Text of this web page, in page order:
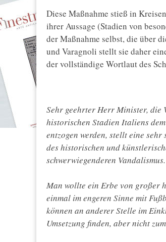
Diese Maßnahme stieß in
ihrer Aussage (Stadien von
der Maßnahme selbst, die über
und Varagnoli stellt sie daher
der vollständige Wortlaut des
Sehr geehrter Herr Minister, die
historischen Stadien Italiens
entzogen werden, stellt eine
des historischen und
schwerwiegenderen Vandalismus.
Man wollte ein Erbe von großer
einmal im engeren Sinne mit
können an anderer Stelle im
Umsetzung finden, aber nicht